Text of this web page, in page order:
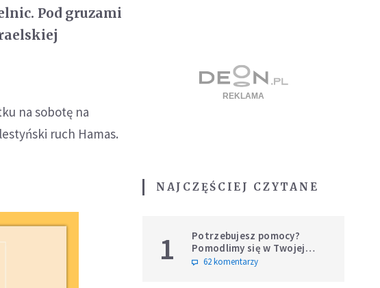
Pod gruzami
na sobotę na
ruch Hamas.
NAJCZĘŚCIEJ CZYTANE
1
Potrzebujesz pomocy?
Pomodlimy się w Twojej
intencji
62 komentarzy